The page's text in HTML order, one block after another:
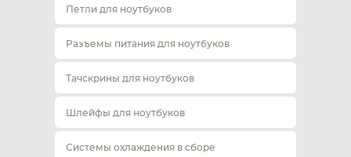
Петли для ноутбуков
Разъемы питания для ноутбуков
Тачскрины для ноутбуков
Шлейфы для ноутбуков
Системы охлаждения в сборе